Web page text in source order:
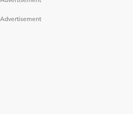
Advertisement